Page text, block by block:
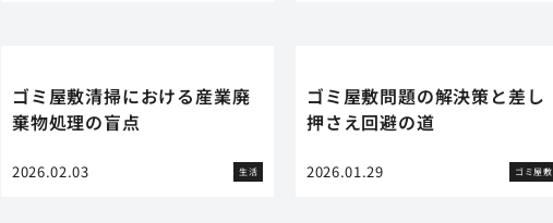
ゴミ屋敷清掃における産業廃
棄物処理の盲点
2026.02.03 生活
ゴミ屋敷問題の解決策と差し
押さえ回避の道
2026.01.29 ゴミ屋敷